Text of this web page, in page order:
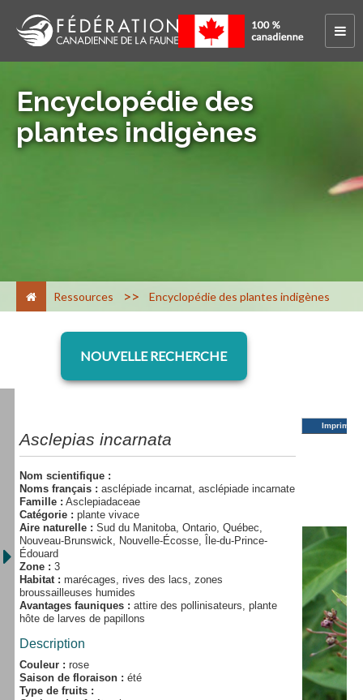
Encyclopédie des
plantes indigènes
Ressources > Encyclopédie des plantes indigènes
NOUVELLE RECHERCHE